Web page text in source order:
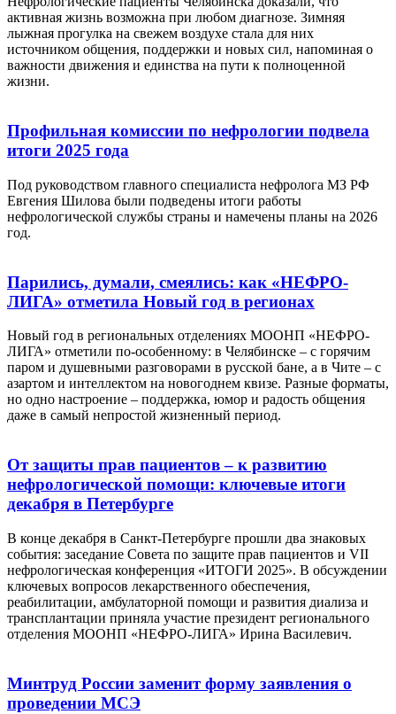
активная жизнь возможна при любом диагнозе. Зимняя
лыжная прогулка на свежем воздухе стала для них
источником общения, поддержки и новых сил, напоминая о
важности движения и единства на пути к полноценной
жизни.
Профильная комиссии по нефрологии подвела
итоги 2025 года
Под руководством главного специалиста нефролога МЗ РФ
Евгения Шилова были подведены итоги работы
нефрологической службы страны и намечены планы на 2026
год.
Парились, думали, смеялись: как «НЕФРО-
ЛИГА» отметила Новый год в регионах
Новый год в региональных отделениях МООНП «НЕФРО-
ЛИГА» отметили по-особенному: в Челябинске – с горячим
паром и душевными разговорами в русской бане, а в Чите – с
азартом и интеллектом на новогоднем квизе. Разные форматы,
но одно настроение – поддержка, юмор и радость общения
даже в самый непростой жизненный период.
От защиты прав пациентов – к развитию
нефрологической помощи: ключевые итоги
декабря в Петербурге
В конце декабря в Санкт-Петербурге прошли два знаковых
события: заседание Совета по защите прав пациентов и VII
нефрологическая конференция «ИТОГИ 2025». В обсуждении
ключевых вопросов лекарственного обеспечения,
реабилитации, амбулаторной помощи и развития диализа и
трансплантации приняла участие президент регионального
отделения МООНП «НЕФРО-ЛИГА» Ирина Василевич.
Минтруд России заменит форму заявления о
проведении МСЭ